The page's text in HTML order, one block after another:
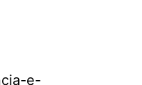
e-